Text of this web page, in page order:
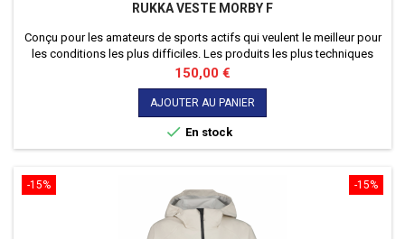
RUKKA VESTE MORBY F
Conçu pour les amateurs de sports actifs qui veulent le meilleur pour
les conditions les plus difficiles. Les produits les plus techniques
répondent aux plus hauts standards de qualité et de fonctionnalité. -
Sans doublure. - Ourlet arrière plus long et protecteur. - Bande en
silicone antidérapant au niveau de l'ourlet.
Prix
150,00 €
AJOUTER AU PANIER
 En stock
-15%
-15%